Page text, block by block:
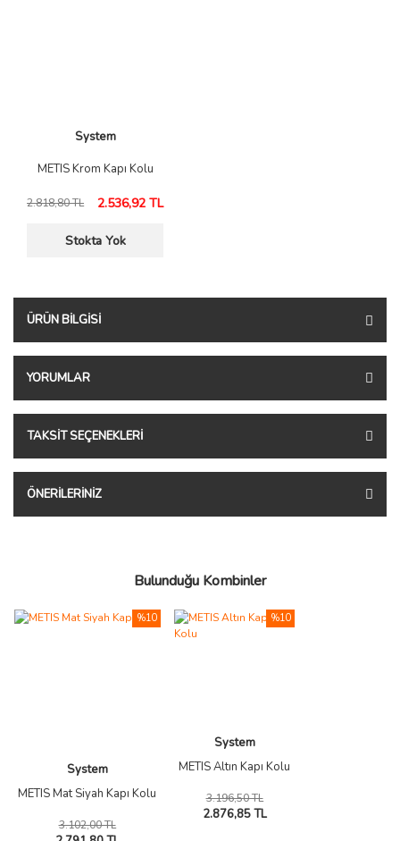
System
METIS Krom Kapı Kolu
2.818,80 TL 2.536,92 TL
Stokta Yok
ÜRÜN BILGISI
YORUMLAR
TAKSIT SEÇENEKLERI
ÖNERILERINIZ
Bulunduğu Kombinler
System
METIS Mat Siyah Kapı Kolu
3.102,00 TL
%10
System
METIS Altın Kapı Kolu
3.196,50 TL
2.876,85 TL
%10